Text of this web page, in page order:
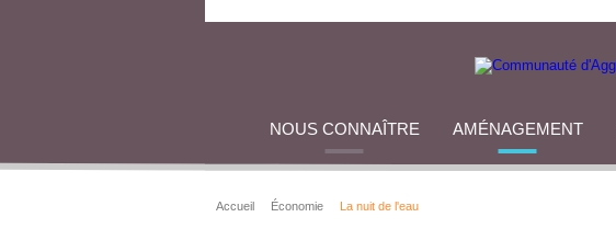
NOUS CONNAÎTRE AMÉNAGEMENT
Accueil Économie La nuit de l'eau